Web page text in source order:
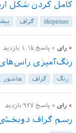
کامل کردن شکل
tikzpicture گراف
۰ رای ۰ پاسخ ۱.۱k بازدید
رنگ‌آمیزی راس‌های
رنگ گراف هاشور
۰ رای ۰ پاسخ ۹۲۷ بازدید
رسم گراف